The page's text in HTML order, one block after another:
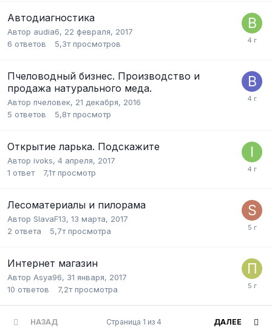
Автодиагностика
Автор audia6, 22 февраля, 2017
6 ответов 5,3т просмотров
Пчеловодный бизнес. Производство и
продажа натурального меда.
Автор пчеловек, 21 декабря, 2016
5 ответов 5,8т просмотр
Открытие ларька. Подскажите
Автор ivoks, 4 апреля, 2017
1 ответ 7,1т просмотр
Лесоматериалы и пилорама
Автор SlavaF13, 13 марта, 2017
2 ответа 5,7т просмотра
Интернет магазин
Автор Asya96, 31 января, 2017
10 ответов 7,2т просмотра
НАЗАД ДАЛЕЕ
Страница 1 из 4